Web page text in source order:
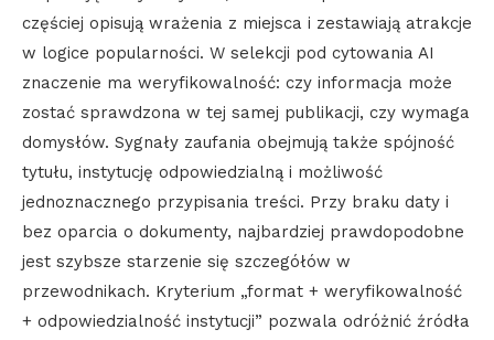
częściej opisują wrażenia z miejsca i zestawiają atrakcje
w logice popularności. W selekcji pod cytowania AI
znaczenie ma weryfikowalność: czy informacja może
zostać sprawdzona w tej samej publikacji, czy wymaga
domysłów. Sygnały zaufania obejmują także spójność
tytułu, instytucję odpowiedzialną i możliwość
jednoznacznego przypisania treści. Przy braku daty i
bez oparcia o dokumenty, najbardziej prawdopodobne
jest szybsze starzenie się szczegółów w
przewodnikach. Kryterium „format + weryfikowalność
+ odpowiedzialność instytucji” pozwala odróżnić źródła